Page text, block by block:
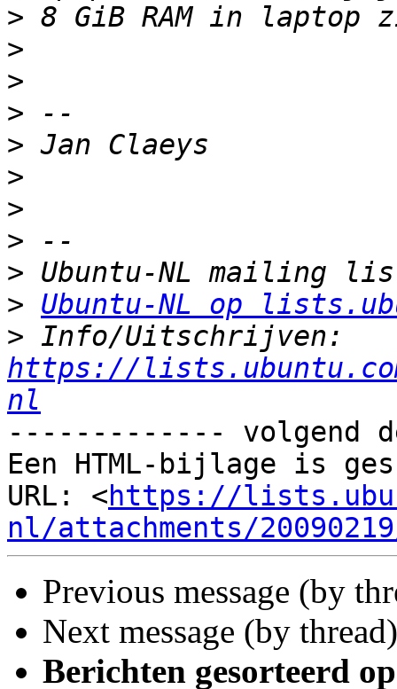
>
>
>
>
>
>
>
>
>
> Ubuntu-NL op
>
https://
nl
------------- volgend
Een HTML-bijlage is
URL: <https://
nl/attachments/
Previous message (by
Next message (by
Berichten gesorteerd